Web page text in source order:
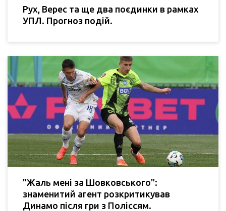
Рух, Верес та ще два поєдинки в рамках
УПЛ. Прогноз подій.
"Жаль мені за Шовковського":
знаменитий агент розкритикував
Динамо після гри з Поліссям.